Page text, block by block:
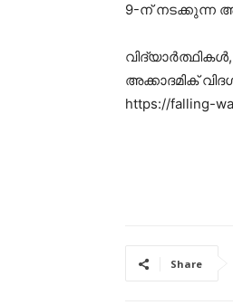
9-ന് നടക്കുന്ന
അക്കാദമിക്
https://falling-
Share